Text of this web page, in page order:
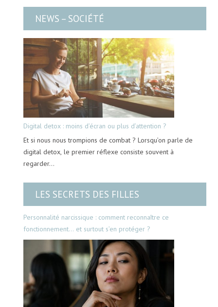
NEWS – SOCIÉTÉ
Digital detox : moins d’écran ou plus d’attention ?
Et si nous nous trompions de combat ? Lorsqu’on parle de
digital detox, le premier réflexe consiste souvent à
regarder…
LES SECRETS DES FILLES
Personnalité narcissique : comment reconnaître ce
fonctionnement… et surtout s’en protéger ?